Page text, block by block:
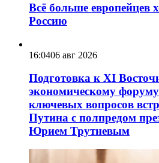
Всё больше европейцев
Россию
16:0406 авг 2026
Подготовка к XI
экономическому
ключевых вопросов
Путина с полпредом
Юрием Трутневым